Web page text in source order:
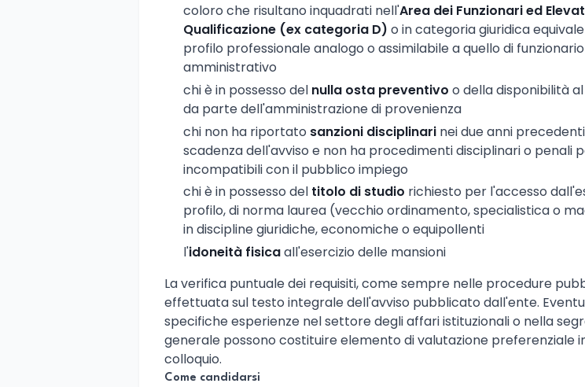
coloro che risultano inquadrati nell'Area dei Funzionari ed
Qualificazione (ex categoria D) o in categoria giuridica
profilo professionale analogo o assimilabile a quello di funzionario
amministrativo
chi è in possesso del nulla osta preventivo o della disponibilità
da parte dell'amministrazione di provenienza
chi non ha riportato sanzioni disciplinari nei due anni
scadenza dell'avviso e non ha procedimenti disciplinari o penali
incompatibili con il pubblico impiego
chi è in possesso del titolo di studio richiesto per l'accesso
profilo, di norma laurea (vecchio ordinamento, specialistica o
in discipline giuridiche, economiche o equipollenti
l'idoneità fisicaall'esercizio delle mansioni
La verifica puntuale dei requisiti, come sempre nelle procedure
effettuata sul testo integrale dell'avviso pubblicato dall'ente.
specifiche esperienze nel settore degli affari istituzionali o nella
generale possono costituire elemento di valutazione preferenziale
colloquio.
Come candidarsi